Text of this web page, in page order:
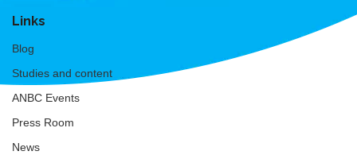
Links
Blog
Studies and content
ANBC Events
Press Room
News